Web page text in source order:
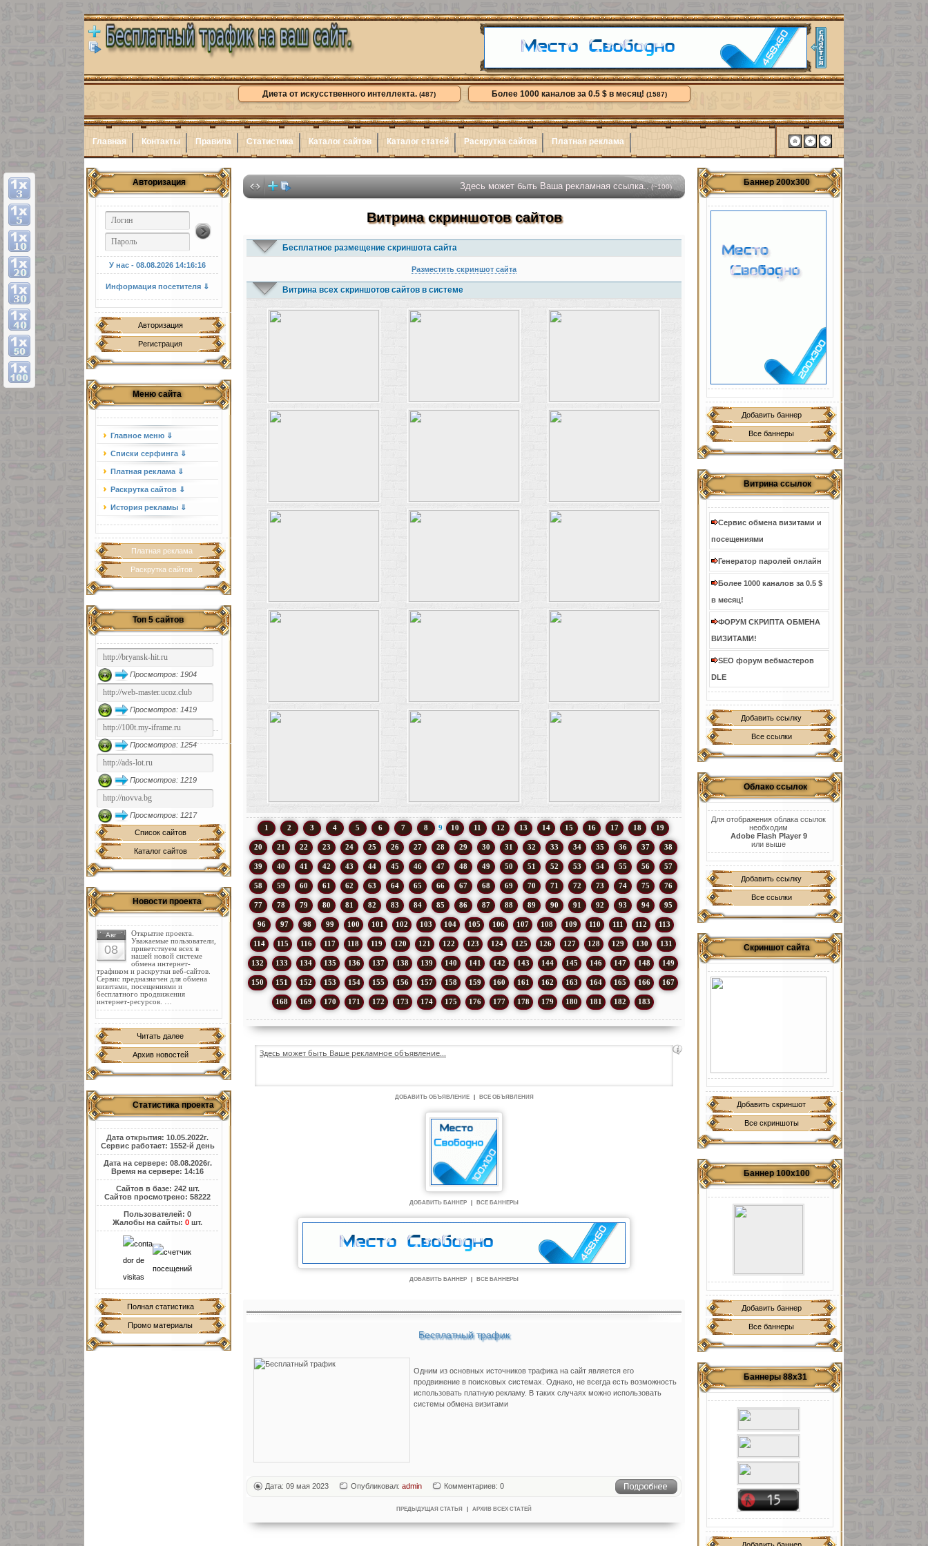
Диета от искусственного интеллекта. (487) Более 1000 каналов за 0.5 $ в месяц! (1587)
Главная Контакты Правила Статистика Каталог сайтов Каталог статей Раскрутка сайтов Платная реклама
Авторизация
У нас - 08.08.202614:16:17
Информация посетителя ⇓
Авторизация
Регистрация
Меню сайта
Главное меню ⇓
Списки серфинга ⇓
Платная реклама ⇓
Раскрутка сайтов ⇓
История рекламы ⇓
Платная реклама
Раскрутка сайтов
Топ 5 сайтов
Просмотров: 1904
Просмотров: 1419
Просмотров: 1254
Просмотров: 1219
Просмотров: 1217
Список сайтов
Каталог сайтов
Новости проекта
Авг
08
Открытие проекта.
Уважаемые пользователи,
приветствуем всех в
нашей новой системе
обмена интернет-
трафиком и раскрутки веб-сайтов.
Сервис предназначен для обмена
визитами, посещениями и
бесплатного продвижения
интернет-ресурсов. …
Читать далее
Архив новостей
Статистика проекта
Дата открытия: 10.05.2022г.
Сервис работает: 1552-й день
Дата на сервере: 08.08.2026г.
Время на сервере: 14:16
Сайтов в базе: 242 шт.
Сайтов просмотрено: 58222
Пользователей: 0
Жалобы на сайты:0 шт.
Полная статистика
Промо материалы
Баннер 200х300
Добавить баннер
Все баннеры
Витрина ссылок
Сервис обмена визитами и
посещениями
Генератор паролей онлайн
Более 1000 каналов за 0.5 $
в месяц!
ФОРУМ СКРИПТА ОБМЕНА
ВИЗИТАМИ!
SEO форум вебмастеров
DLE
Добавить ссылку
Все ссылки
Облако ссылок
Для отображения облака ссылок
необходим
Adobe Flash Player 9
или выше
Добавить ссылку
Все ссылки
Скриншот сайта
Добавить скриншот
Все скриншоты
Баннер 100х100
Добавить баннер
Все баннеры
Баннеры 88х31
Здесь может быть Ваша рекламная ссылка..(~100)
Витрина скриншотов сайтов
Бесплатное размещение скриншота сайта
Разместить скриншот сайта
Витрина всех скриншотов сайтов в системе
1 2 3 4 5 6 7 8 9 10 11 12 13 14 15 16 17 18 19
20 21 22 23 24 25 26 27 28 29 30 31 32 33 34 35 36 37 38
39 40 41 42 43 44 45 46 47 48 49 50 51 52 53 54 55 56 57
58 59 60 61 62 63 64 65 66 67 68 69 70 71 72 73 74 75 76
77 78 79 80 81 82 83 84 85 86 87 88 89 90 91 92 93 94 95
96 97 98 99 100 101 102 103 104 105 106 107 108 109 110 111 112 113
114 115 116 117 118 119 120 121 122 123 124 125 126 127 128 129 130 131
132 133 134 135 136 137 138 139 140 141 142 143 144 145 146 147 148 149
150 151 152 153 154 155 156 157 158 159 160 161 162 163 164 165 166 167
168 169 170 171 172 173 174 175 176 177 178 179 180 181 182 183
Здесь может быть Ваше рекламное объявление...
ДОБАВИТЬ ОБЪЯВЛЕНИЕ ВСЕ ОБЪЯВЛЕНИЯ
ДОБАВИТЬ БАННЕР ВСЕ БАННЕРЫ
ДОБАВИТЬ БАННЕР ВСЕ БАННЕРЫ
Бесплатный трафик
Одним из основных источников трафика на сайт является его
продвижение в поисковых системах. Однако, не всегда есть возможность
использовать платную рекламу. В таких случаях можно использовать
системы обмена визитами
Дата: 09 мая 2023 Опубликовал: admin Комментариев: 0
ПРЕДЫДУЩАЯ СТАТЬЯ АРХИВ ВСЕХ СТАТЕЙ